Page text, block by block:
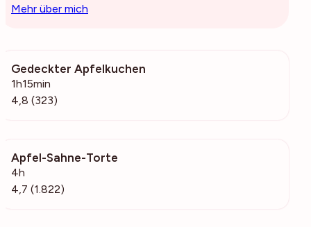
Mehr über mich
Gedeckter Apfelkuchen
1h15min
4,8 (323)
Apfel-Sahne-Torte
4h
4,7 (1.822)